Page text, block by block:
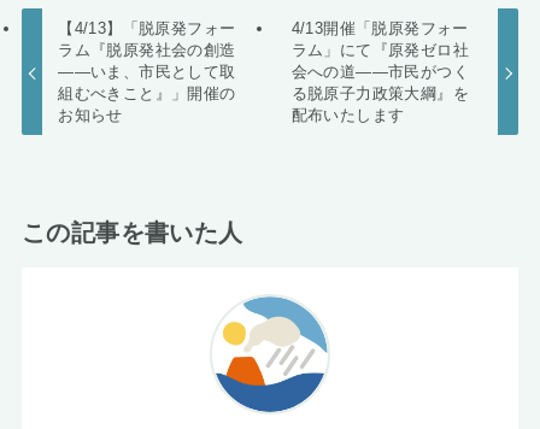
【4/13】「脱原発フォー
ラム『脱原発社会の創造
――いま、市民として取
組むべきこと』」開催の
お知らせ
4/13開催「脱原発フォー
ラム」にて『原発ゼロ社
会への道――市民がつく
る脱原子力政策大綱』を
配布いたします
この記事を書いた人